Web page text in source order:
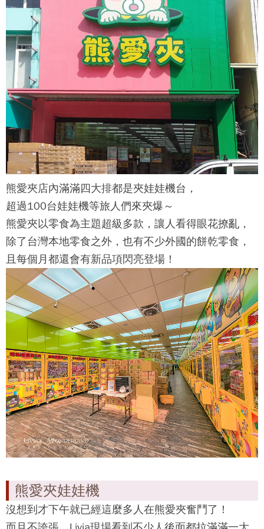
熊愛夾店內滿滿四大排都是夾娃娃機台，
超過100台娃娃機等旅人們來夾爆～
熊愛夾以零食為主題超級多款，讓人看得眼花撩亂，
除了台灣本地零食之外，也有不少外國的餅乾零食，
且每個月都還會有新品項閃亮登場！
熊愛夾娃娃機
沒想到才下午就已經這麼多人在熊愛夾奮鬥了！